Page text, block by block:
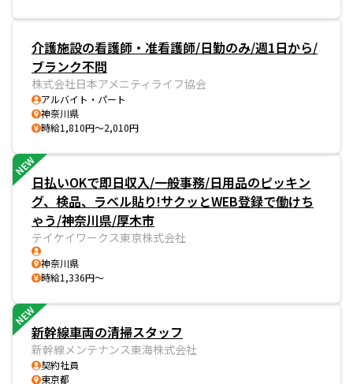
介護施設の看護師・准看護師/日勤のみ/週1日から/
ブランク不問
株式会社日本アメニティライフ協会
アルバイト・パート
神奈川県
時給1,810円～2,010円
NEW
日払いOKで即日収入/一般事務/日用品のピッキン
グ、検品、ラベル貼り!サクッとWEB登録で働けち
ゃう/神奈川県/厚木市
テイケイワークス東京株式会社
神奈川県
時給1,336円～
NEW
新幹線車両の清掃スタッフ
新幹線メンテナンス東海株式会社
契約社員
東京都